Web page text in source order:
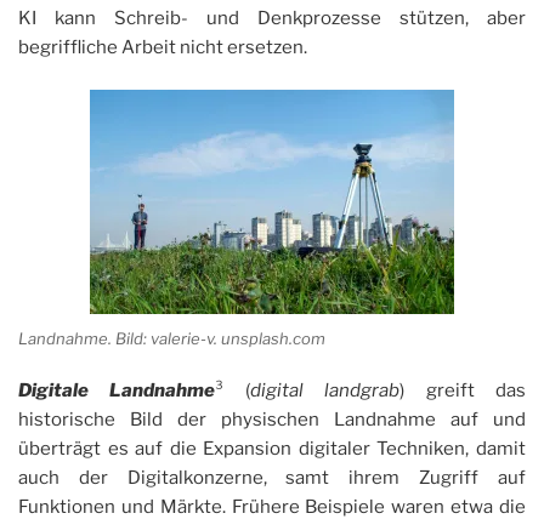
KI kann Schreib- und Denkprozesse stützen, aber
begriffliche Arbeit nicht ersetzen.
Landnahme. Bild: valerie-v. unsplash.com
Digitale Landnahme³ (digital landgrab) greift das
historische Bild der physischen Landnahme auf und
überträgt es auf die Expansion digitaler Techniken, damit
auch der Digitalkonzerne, samt ihrem Zugriff auf
Funktionen und Märkte. Frühere Beispiele waren etwa die